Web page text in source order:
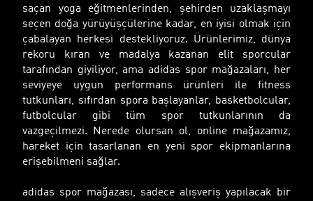
saçan yoga eğitmenlerinden, şehirden uzaklaşmayı
seçen doğa yürüyüşçülerine kadar, en iyisi olmak için
çabalayan herkesi destekliyoruz. Ürünlerimiz, dünya
rekoru kıran ve madalya kazanan elit sporcular
tarafından giyiliyor, ama adidas spor mağazaları, her
seviyeye uygun performans ürünleri ile fitness
tutkunları, sıfırdan spora başlayanlar, basketbolcular,
futbolcular gibi tüm spor tutkunlarının da
vazgeçilmezi. Nerede olursan ol, online mağazamız,
hareket için tasarlanan en yeni spor ekipmanlarına
erişebilmeni sağlar.
adidas spor mağazası, sadece alışveriş yapılacak bir